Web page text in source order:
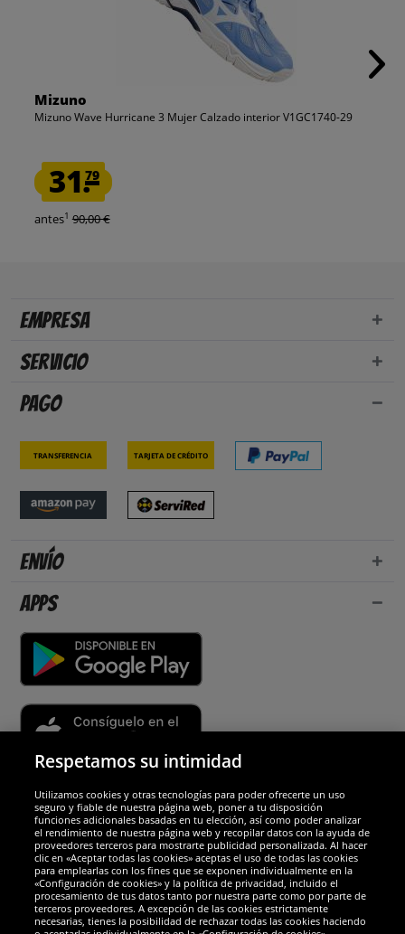
Mizuno
Mizuno Wave Hurricane 3 Mujer Calzado interior V1GC1740-29
31.79
antes1 90,00 €
Empresa
Servicio
Pago
Transferencia Tarjeta de crédito
Envío
Apps
Socios y seguridad
Galardones
Respetamos su intimidad
Utilizamos cookies y otras tecnologías para poder ofrecerte un uso
seguro y fiable de nuestra página web, poner a tu disposición
funciones adicionales basadas en tu elección, así como poder analizar
el rendimiento de nuestra página web y recopilar datos con la ayuda de
proveedores terceros para mostrarte publicidad personalizada. Al hacer
clic en «Aceptar todas las cookies» aceptas el uso de todas las cookies
para emplearlas con los fines que se exponen individualmente en la
«Configuración de cookies» y la política de privacidad, incluido el
procesamiento de tus datos tanto por nuestra parte como por parte de
terceros proveedores. A excepción de las cookies estrictamente
necesarias, tienes la posibilidad de rechazar todas las cookies haciendo